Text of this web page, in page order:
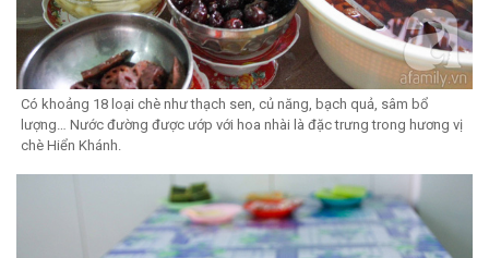
Có khoảng 18 loại chè như thạch sen, củ năng, bạch quả, sâm bổ
lượng… Nước đường được ướp với hoa nhài là đặc trưng trong hương vị
chè Hiển Khánh.